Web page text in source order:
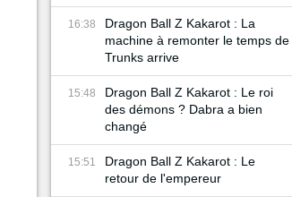
16:38
Dragon Ball Z Kakarot : La
machine à remonter le temps de
Trunks arrive
15:48
Dragon Ball Z Kakarot : Le roi
des démons ? Dabra a bien
changé
15:51
Dragon Ball Z Kakarot : Le
retour de l'empereur